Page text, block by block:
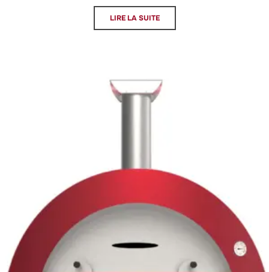
LIRE LA SUITE